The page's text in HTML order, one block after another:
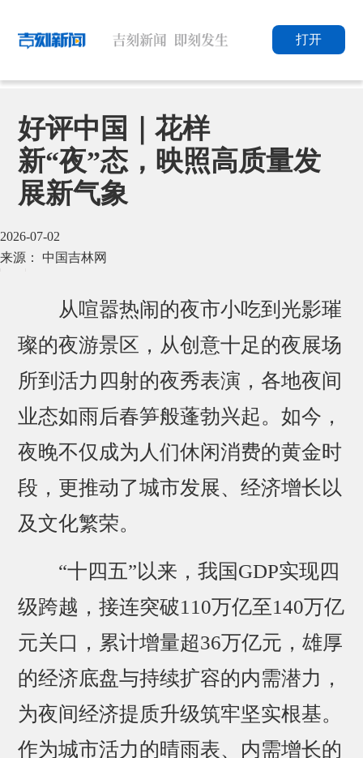
打开
好评中国｜花样
新“夜”态，映照高质量发
展新气象
2026-07-02
来源： 中国吉林网
从喧嚣热闹的夜市小吃到光影璀
璨的夜游景区，从创意十足的夜展场
所到活力四射的夜秀表演，各地夜间
业态如雨后春笋般蓬勃兴起。如今，
夜晚不仅成为人们休闲消费的黄金时
段，更推动了城市发展、经济增长以
及文化繁荣。
“十四五”以来，我国GDP实现四
级跨越，接连突破110万亿至140万亿
元关口，累计增量超36万亿元，雄厚
的经济底盘与持续扩容的内需潜力，
为夜间经济提质升级筑牢坚实根基。
作为城市活力的晴雨表、内需增长的